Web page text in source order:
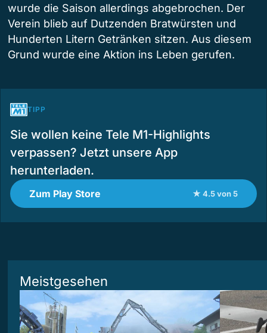
wurde die Saison allerdings abgebrochen. Der
Verein blieb auf Dutzenden Bratwürsten und
Hunderten Litern Getränken sitzen. Aus diesem
Grund wurde eine Aktion ins Leben gerufen.
TIPP
Sie wollen keine Tele M1-Highlights
verpassen? Jetzt unsere App
herunterladen.
Zum Play Store ★ 4.5 von 5
Meistgesehen